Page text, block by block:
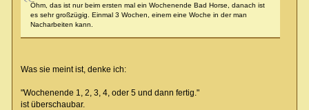
Öhm, das ist nur beim ersten mal ein Wochenende Bad Horse, danach ist
es sehr großzügig. Einmal 3 Wochen, einem eine Woche in der man
Nacharbeiten kann.
Was sie meint ist, denke ich:
"Wochenende 1, 2, 3, 4, oder 5 und dann fertig."
ist überschaubar.